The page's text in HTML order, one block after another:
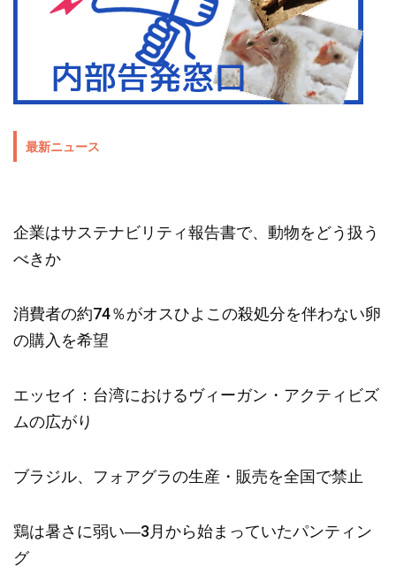
最新ニュース
企業はサステナビリティ報告書で、動物をどう扱う
べきか
消費者の約74％がオスひよこの殺処分を伴わない卵
の購入を希望
エッセイ：台湾におけるヴィーガン・アクティビズ
ムの広がり
ブラジル、フォアグラの生産・販売を全国で禁止
鶏は暑さに弱い―3月から始まっていたパンティン
グ